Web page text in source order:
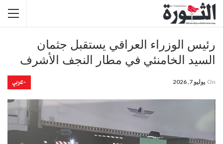
رئيس الوزراء العراقي يستقبل جثمان
السيد الخامنئي في مطار النجف الأشرف
-عربي On يوليو 7, 2026